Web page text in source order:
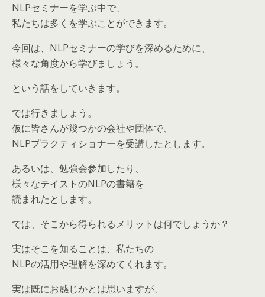
NLPセミナーを学ぶ中で、
私たちは多くを学ぶことができます。
今回は、NLPセミナーの学びを深めるために、
様々な角度から学びましょう。
という話をしていきます。
では行きましょう。
仮に皆さんが幾つかの会社や団体で、
NLPプラクティショナーを受講したとします。
あるいは、勉強会参加したり、
様々なテイストのNLPの書籍を
読まれたとします。
では、そこから得られるメリットは何でしょうか？
実はそこを知ることは、私たちの
NLPの活用や理解を深めてくれます。
実は既にお感じかとは思いますが、